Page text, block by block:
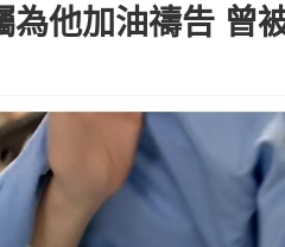
他加油禱告 曾